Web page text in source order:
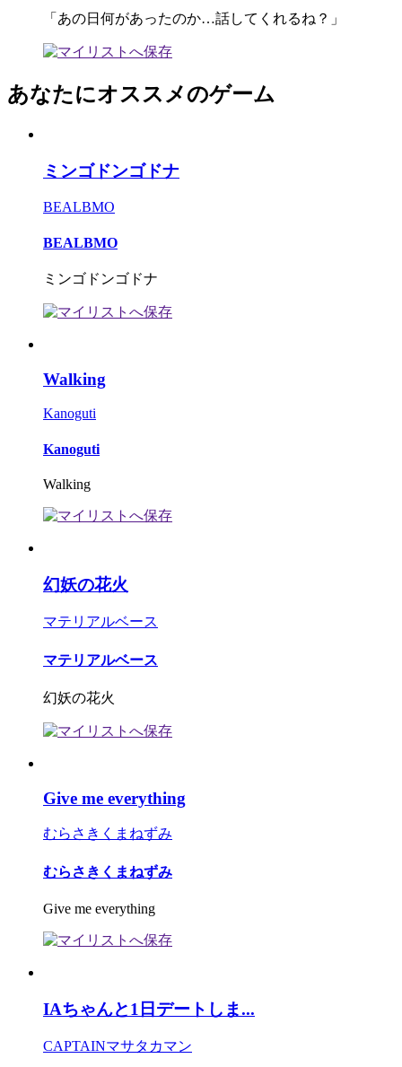
「あの日何があったのか…話してくれるね？」
あなたにオススメのゲーム
ミンゴドンゴドナ
BEALBMO
BEALBMO
ミンゴドンゴドナ
Walking
Kanoguti
Kanoguti
Walking
幻妖の花火
マテリアルベース
マテリアルベース
幻妖の花火
Give me everything
むらさきくまねずみ
むらさきくまねずみ
Give me everything
IAちゃんと1日デートしま...
CAPTAINマサタカマン